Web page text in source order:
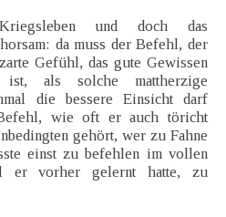
und doch das
da muss der Befehl, der
Gefühl, das gute Gewissen
als solche mattherzige
die bessere Einsicht darf
wie oft er auch töricht
gehört, wer zu Fahne
einst zu befehlen im vollen
er vorher gelernt hatte, zu